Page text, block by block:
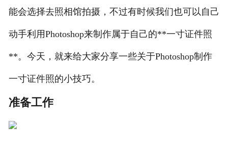
能会选择去照相馆拍摄，不过有时候我们也可以自己
动手利用Photoshop来制作属于自己的**一寸证件照
**。今天，就来给大家分享一些关于Photoshop制作
一寸证件照的小技巧。
准备工作